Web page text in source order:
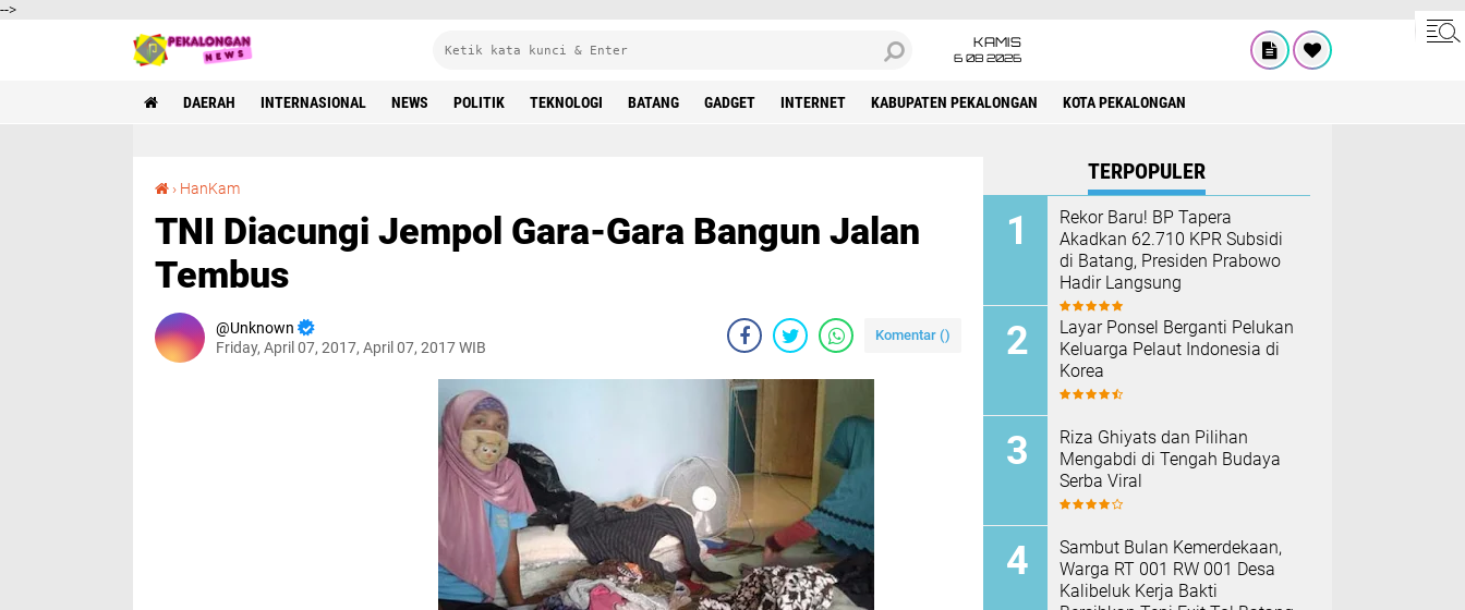
-->
KAMIS
6 08 2026
DAERAH INTERNASIONAL NEWS POLITIK TEKNOLOGI BATANG GADGET INTERNET KABUPATEN PEKALONGAN KOTA PEKALONGAN
› HanKam
TNI Diacungi Jempol Gara-Gara Bangun Jalan
Tembus
Unknown
Friday, April 07, 2017, April 07, 2017 WIB
Komentar ()
TERPOPULER
Rekor Baru! BP Tapera
Akadkan 62.710 KPR Subsidi
di Batang, Presiden Prabowo
Hadir Langsung
Layar Ponsel Berganti Pelukan
Keluarga Pelaut Indonesia di
Korea
Riza Ghiyats dan Pilihan
Mengabdi di Tengah Budaya
Serba Viral
Sambut Bulan Kemerdekaan,
Warga RT 001 RW 001 Desa
Kalibeluk Kerja Bakti